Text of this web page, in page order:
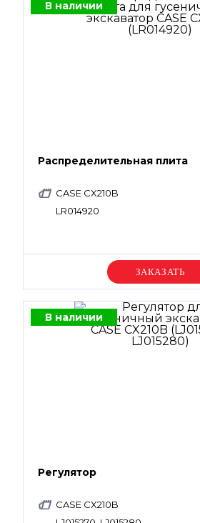
В наличии
Распределительная плита
CASE CX210B
LR014920
Уточняйте цену
В наличии
Регулятор
CASE CX210B